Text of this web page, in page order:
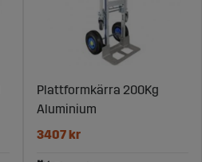
Plattformkärra 200Kg
Aluminium
3407 kr